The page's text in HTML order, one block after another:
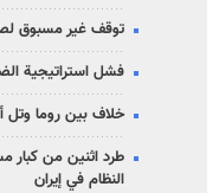
توقف غير مسبوق
فشل استراتيجية
خلاف بين روما وتل
طرد اثنين من كبار
النظام في إيران